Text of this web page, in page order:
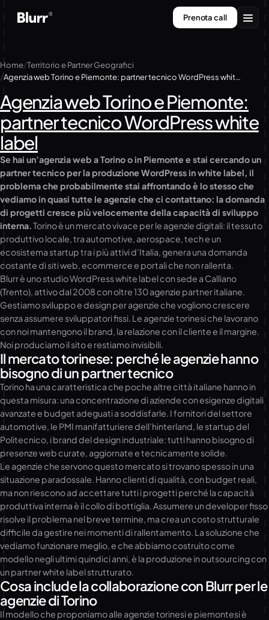
Vai
al
contenuto
Prenota call
Chi siamo
Contatti
Home Territorio e Partner Geografici
Agenzia web Torino e Piemonte: partner tecnico WordPress white label
Agenzia web Torino e Piemonte:
partner tecnico WordPress white
label
Se hai un’agenzia web a Torino o in Piemonte e stai cercando un
partner tecnico per la produzione WordPress in white label, il
problema che probabilmente stai affrontando è lo stesso che
vediamo in quasi tutte le agenzie che ci contattano: la domanda
di progetti cresce più velocemente della capacità di sviluppo
interna.Torino è un mercato vivace per le agenzie digitali: il tessuto
produttivo locale, tra automotive, aerospace, tech e un
ecosistema startup tra i più attivi d’Italia, genera una domanda
costante di siti web, ecommerce e portali che non rallenta.
Blurr è uno studio WordPress white label con sede a Calliano
(Trento), attivo dal 2008 con oltre 130 agenzie partner italiane.
Gestiamo sviluppo e design per agenzie che vogliono crescere
senza assumere sviluppatori fissi. Le agenzie torinesi che lavorano
con noi mantengono il brand, la relazione con il cliente e il margine.
Noi produciamo il sito e restiamo invisibili.
Il mercato torinese: perché le agenzie hanno
bisogno di un partner tecnico
Torino ha una caratteristica che poche altre città italiane hanno in
questa misura: una concentrazione di aziende con esigenze digitali
avanzate e budget adeguati a soddisfarle. I fornitori del settore
automotive, le PMI manifatturiere dell’hinterland, le startup del
Politecnico, i brand del design industriale: tutti hanno bisogno di
presenze web curate, aggiornate e tecnicamente solide.
Le agenzie che servono questo mercato si trovano spesso in una
situazione paradossale. Hanno clienti di qualità, con budget reali,
ma non riescono ad accettare tutti i progetti perché la capacità
produttiva interna è il collo di bottiglia. Assumere un developer fisso
risolve il problema nel breve termine, ma crea un costo strutturale
difficile da gestire nei momenti di rallentamento. La soluzione che
vediamo funzionare meglio, e che abbiamo costruito come
modello negli ultimi quindici anni, è la produzione in outsourcing con
un partner white label strutturato.
Cosa include la collaborazione con Blurr per le
agenzie di Torino
Il modello che proponiamo alle agenzie torinesi e piemontesi è